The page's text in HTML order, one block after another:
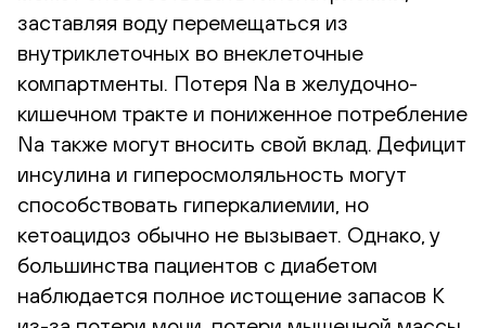
заставляя воду перемещаться из
внутриклеточных во внеклеточные
компартменты. Потеря Na в желудочно-
кишечном тракте и пониженное потребление
Na также могут вносить свой вклад. Дефицит
инсулина и гиперосмоляльность могут
способствовать гиперкалиемии, но
кетоацидоз обычно не вызывает. Однако, у
большинства пациентов с диабетом
наблюдается полное истощение запасов К